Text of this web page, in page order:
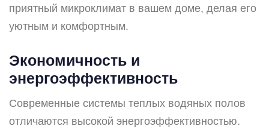
приятный микроклимат в вашем доме, делая его
уютным и комфортным.
Экономичность и
энергоэффективность
Современные системы теплых водяных полов
отличаются высокой энергоэффективностью.